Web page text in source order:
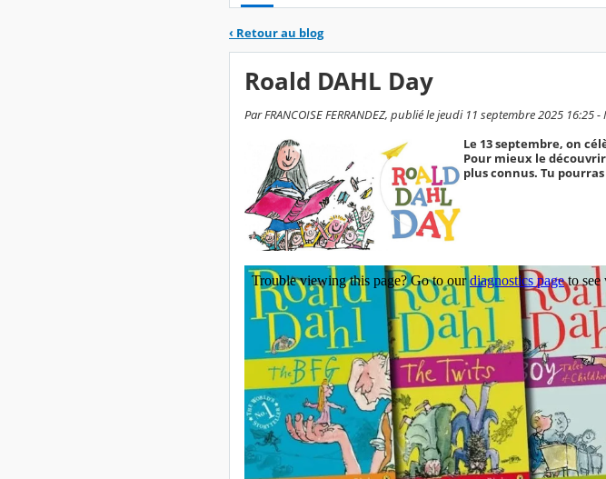
‹ Retour au blog
Roald DAHL Day
Par FRANCOISE FERRANDEZ, publié le jeudi 11 septembre 2025
Le 13 septembre, on
Pour mieux le
plus connus. Tu